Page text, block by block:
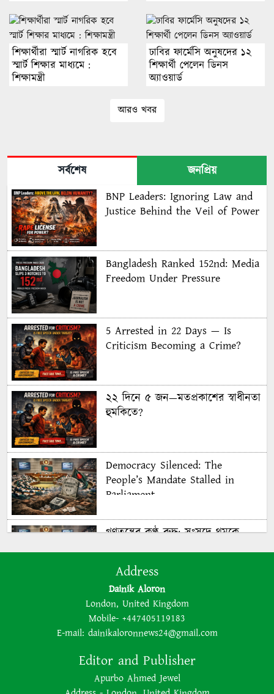
শিক্ষার্থীরা স্মার্ট নাগরিক হবে
স্মার্ট শিক্ষার মাধ্যমে :
শিক্ষামন্ত্রী
ঢাবির ফার্মেসি অনুষদের ১২
শিক্ষার্থী পেলেন ডিনস
অ্যাওয়ার্ড
আরও খবর
সর্বশেষ
জনপ্রিয়
BNP Leaders: Ignoring Law and
Justice Behind the Veil of Power
Bangladesh Ranked 152nd: Media
Freedom Under Pressure
5 Arrested in 22 Days — Is
Criticism Becoming a Crime?
২২ দিনে ৫ জন—মতপ্রকাশের স্বাধীনতা
হুমকিতে?
Democracy Silenced: The
People’s Mandate Stalled in
Parliament
গণতন্ত্রের কণ্ঠ রুদ্ধ: সংসদে থমকে
The BNP is disregarding
democracy out of a lust for
power
ক্ষমতার লোভে গণতন্ত্রকে উপেক্ষা
করছে বিএনপি
Address
Dainik Aloron
London, United Kingdom
Mobile- +447405119183
E-mail: dainikaloronnews24@gmail.com
Editor and Publisher
Apurbo Ahmed Jewel